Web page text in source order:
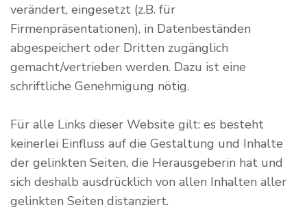
verändert, eingesetzt (z.B. für
Firmenpräsentationen), in Datenbeständen
abgespeichert oder Dritten zugänglich
gemacht/vertrieben werden. Dazu ist eine
schriftliche Genehmigung nötig.
Für alle Links dieser Website gilt: es besteht
keinerlei Einfluss auf die Gestaltung und Inhalte
der gelinkten Seiten, die Herausgeberin hat und
sich deshalb ausdrücklich von allen Inhalten aller
gelinkten Seiten distanziert.